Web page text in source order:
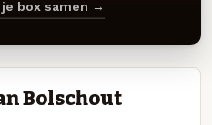
box samen →
Bolschout